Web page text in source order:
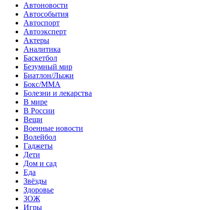
Автоновости
Автособытия
Автоспорт
Автоэксперт
Актеры
Аналитика
Баскетбол
Безумный мир
Биатлон/Лыжи
Бокс/MMA
Болезни и лекарства
В мире
В России
Вещи
Военные новости
Волейбол
Гаджеты
Дети
Дом и сад
Еда
Звёзды
Здоровье
ЗОЖ
Игры